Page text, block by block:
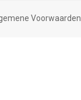
Voorwaarden